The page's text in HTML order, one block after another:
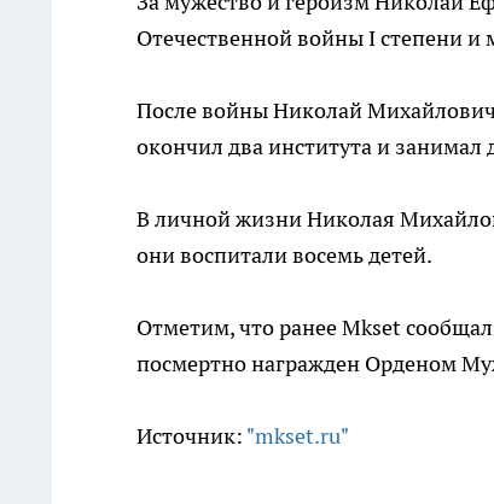
Отечественной войны I степени
После войны Николай Михайлович
окончил два института и
В личной жизни Николая
они воспитали восемь детей.
Отметим, что ранее Mkset
посмертно награжден Орденом
Источник: "mkset.ru"